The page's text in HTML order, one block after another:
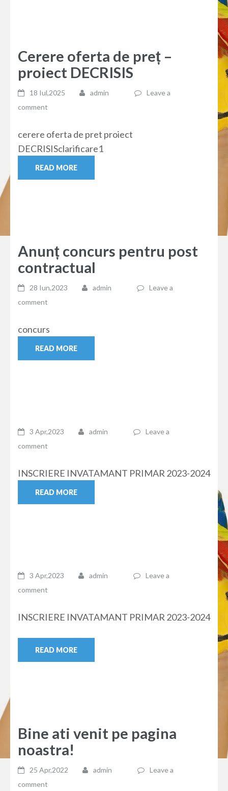
Cerere oferta de preț –
proiect DECRISIS
18 Iul,2025 admin
Leave a
comment
cerere oferta de pret proiect
DECRISISclarificare1
READ MORE
Anunț concurs pentru post
contractual
28 Iun,2023 admin
Leave a
comment
concurs
READ MORE
3 Apr,2023 admin
Leave a
comment
INSCRIERE INVATAMANT PRIMAR 2023-2024
READ MORE
3 Apr,2023 admin
Leave a
comment
INSCRIERE INVATAMANT PRIMAR 2023-2024
READ MORE
Bine ati venit pe pagina
noastra!
25 Apr,2022 admin
Leave a
comment